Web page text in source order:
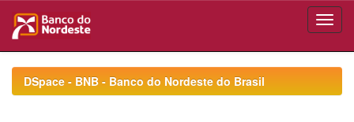
navigationDSpace - BNB - Banco do Nordeste do Brasil